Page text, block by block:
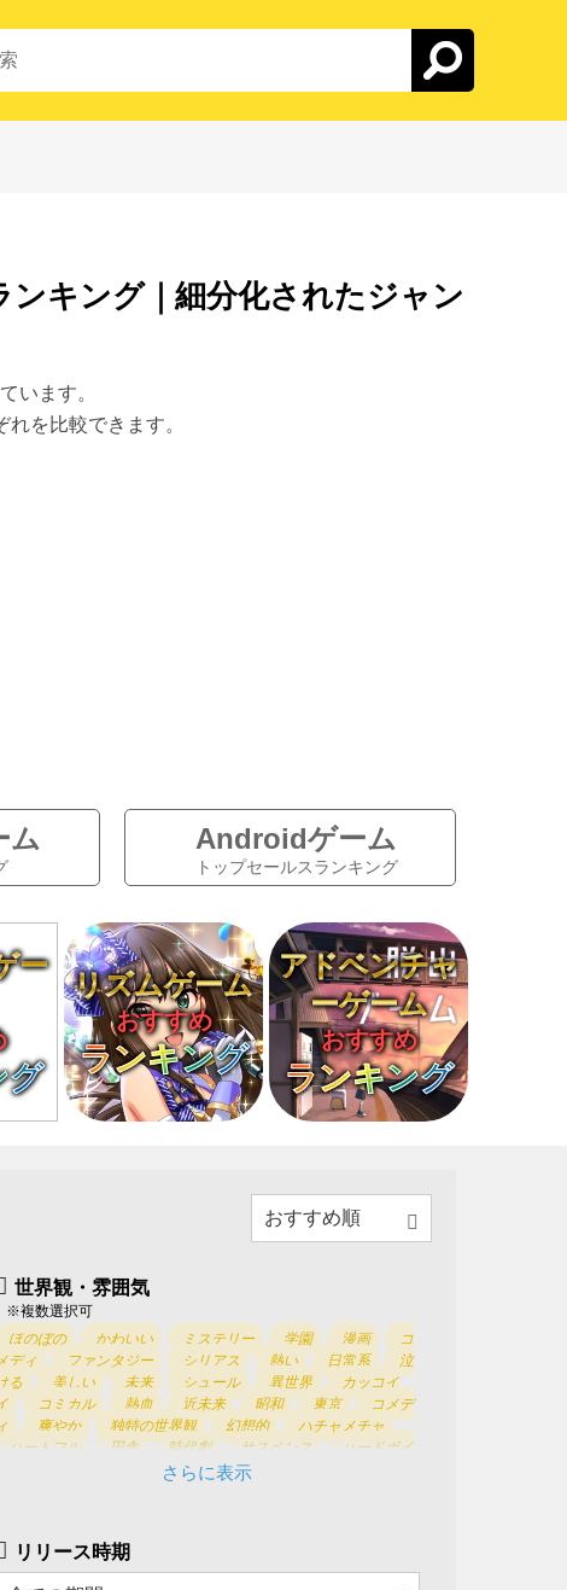
ンキング｜細分化されたジャン
います。
を比較できます。
ム Androidゲーム
トップセールスランキング
ー
グ
リズムゲーム
おすすめ
ランキング
アドベンチャ
ーゲーム
おすすめ
ランキング
世界観・雰囲気
※複数選択可
ほのぼの
かわいい ミステリー 学園 漫画
コ
ディ
ファンタジー シリアス 熱い 日常系
泣
る
美しい 未来 シュール 異世界
カッコイ
コミカル 熱血 近未来 昭和 東京
コメデ
爽やか 独特の世界観 幻想的
ハチャメチャ
ハートフル
田舎 時代劇 サスペンス
ハードボイ
ミステリアス 戦争
バイク
車 キッズ
イケメン 農園 お手軽
さらに表示
リリース時期